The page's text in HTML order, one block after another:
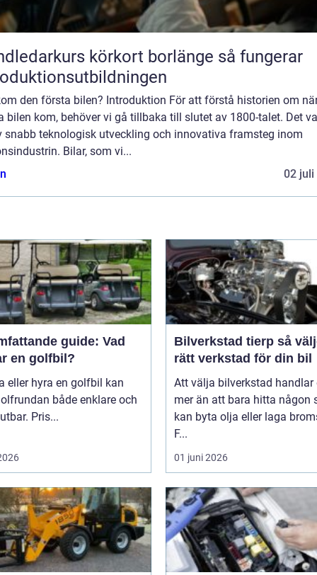
körkort borlänge så fungerar
den första bilen? Introduktion För att förstå historien om
bilen kom, behöver vi gå tillbaka till slutet av 1800-talet. Det
snabb teknologisk utveckling och innovativa framsteg inom
Bilar, som vi...
02 juli
guide: Vad
en golfbil?
eller hyra en golfbil kan
både enklare och
Pris...
Bilverkstad tierp så väljer du
rätt verkstad för din bil
Att välja bilverkstad handlar
mer än att bara hitta någon
kan byta olja eller laga
F...
01 juni 2026